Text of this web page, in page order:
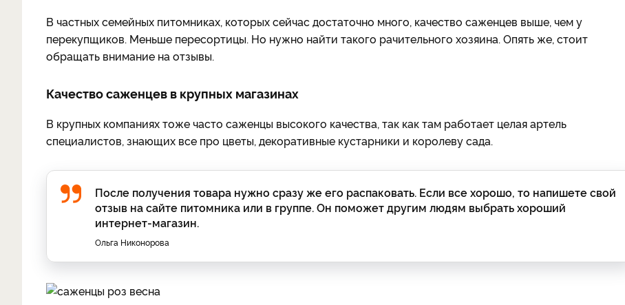
В частных семейных питомниках, которых сейчас достаточно много, качество саженцев выше, чем у
перекупщиков. Меньше пересортицы. Но нужно найти такого рачительного хозяина. Опять же, стоит
обращать внимание на отзывы.
Качество саженцев в крупных магазинах
В крупных компаниях тоже часто саженцы высокого качества, так как там работает целая артель
специалистов, знающих все про цветы, декоративные кустарники и королеву сада.
После получения товара нужно сразу же его распаковать. Если все хорошо, то напишете свой
отзыв на сайте питомника или в группе. Он поможет другим людям выбрать хороший
интернет-магазин.
Ольга Никонорова